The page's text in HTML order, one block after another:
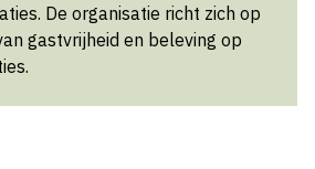
De organisatie richt zich op
gastvrijheid en beleving op